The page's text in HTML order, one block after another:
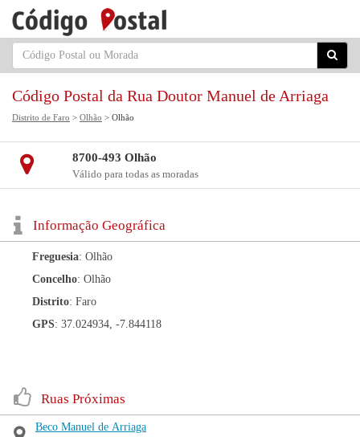
Código Postal da Rua Doutor Manuel de Arriaga
Distrito de Faro > Olhão > Olhão
8700-493 Olhão
Válido para todas as moradas
Informação Geográfica
Freguesia: Olhão
Concelho: Olhão
Distrito: Faro
GPS: 37.024934, -7.844118
Ruas Próximas
Beco Manuel de Arriaga